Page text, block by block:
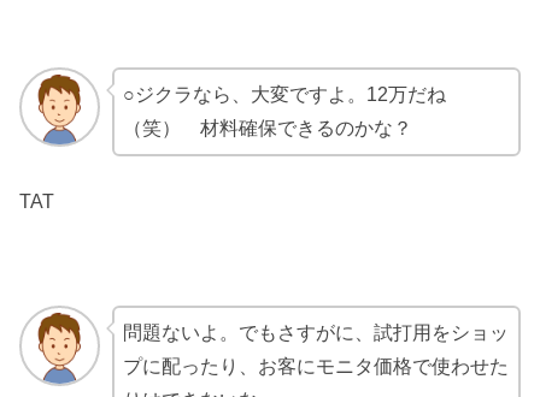
○ジクラなら、大変ですよ。12万だね
（笑） 材料確保できるのかな？
TAT
問題ないよ。でもさすがに、試打用をショッ
プに配ったり、お客にモニタ価格で使わせた